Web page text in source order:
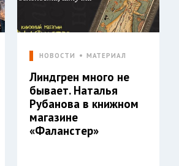
НОВОСТИ МАТЕРИАЛ
Линдгрен много не
бывает. Наталья
Рубанова в книжном
магазине
«Фаланстер»